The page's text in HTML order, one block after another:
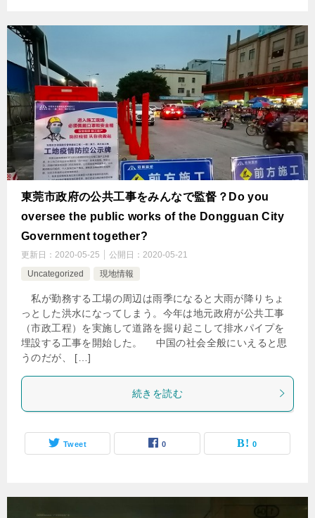
東莞市政府の公共工事をみんなで監督？Do you
oversee the public works of the Dongguan City
Government together?
更新日： 2020-05-25 公開日： 2020-05-21
Uncategorized
現地情報
私が勤務する工場の周辺は雨季になると大雨が降りちょ
っとした洪水になってしまう。今年は地元政府が公共工事
（市政工程）を実施して道路を掘り起こして排水パイプを
埋設する工事を開始した。 中国の社会全般にいえると思
うのだが、 […]
続きを読む
Tweet 0 0